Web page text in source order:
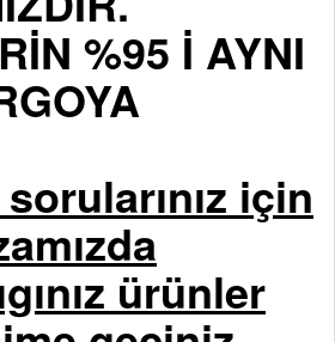
%95 İ AYNI
için
ürünler